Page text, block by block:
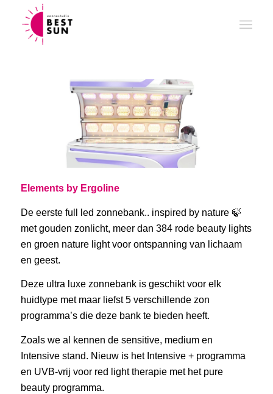
Elements by Ergoline
De eerste full led zonnebank.. inspired by nature 🍃
met gouden zonlicht, meer dan 384 rode beauty lights
en groen nature light voor ontspanning van lichaam
en geest.
Deze ultra luxe zonnebank is geschikt voor elk
huidtype met maar liefst 5 verschillende zon
programma’s die deze bank te bieden heeft.
Zoals we al kennen de sensitive, medium en
Intensive stand. Nieuw is het Intensive + programma
en UVB-vrij voor red light therapie met het pure
beauty programma.